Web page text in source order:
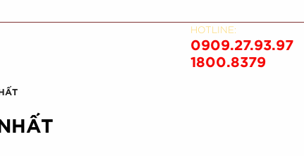
HOTLINE:
0909.27.93.97
1800.8379